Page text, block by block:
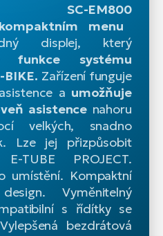
SC-EM800
menu
displej, který
systému
BIKE. Zařízení funguje
a umožňuje
asistence nahoru
velkých, snadno
Lze jej přizpůsobit
TUBE PROJECT.
umístění. Kompaktní
Vyměnitelný
s řídítky se
bezdrátová